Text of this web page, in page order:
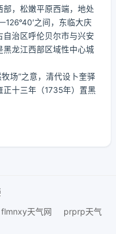
，松嫩平原西端，地处
之间，东临大庆
治区呼伦贝尔市与兴安
龙江西部区域性中心城
牧场”之意，清代设卜奎驿
正十三年（1735年）置黑
flmnxy天气网
prprp天气